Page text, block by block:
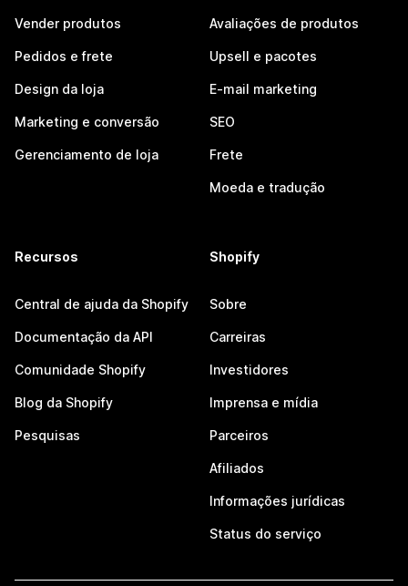
Vender produtos
Pedidos e frete
Design da loja
Marketing e conversão
Gerenciamento de loja
Avaliações de produtos
Upsell e pacotes
E-mail marketing
SEO
Frete
Moeda e tradução
Recursos
Central de ajuda da Shopify
Documentação da API
Comunidade Shopify
Blog da Shopify
Pesquisas
Shopify
Sobre
Carreiras
Investidores
Imprensa e mídia
Parceiros
Afiliados
Informações jurídicas
Status do serviço